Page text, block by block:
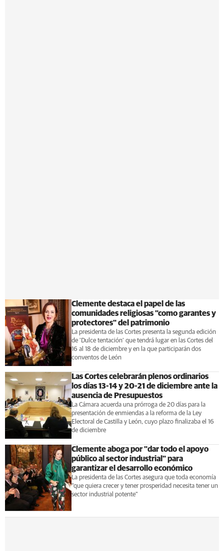
Clemente destaca el papel de las
comunidades religiosas "como garantes y
protectores" del patrimonio
La presidenta de las Cortes presenta la segunda edición
de 'Dulce tentación' que tendrá lugar en las Cortes del
16 al 18 de diciembre y en la que participarán dos
conventos de León
Las Cortes celebrarán plenos ordinarios
los días 13-14 y 20-21 de diciembre ante la
ausencia de Presupuestos
La Cámara acuerda una prórroga de 20 días para la
presentación de enmiendas a la reforma de la Ley
Electoral de Castilla y León, cuyo plazo finalizaba el 16
de diciembre
Clemente aboga por "dar todo el apoyo
público al sector industrial" para
garantizar el desarrollo económico
La presidenta de las Cortes asegura que toda economía
"que quiera crecer y tener prosperidad necesita tener un
sector industrial potente"